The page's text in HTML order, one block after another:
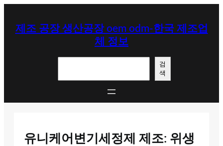
제조 공장 생산공장 oem odm-한국 제조업
체 정보
검
색
유니케어변기세정제 제조: 위생